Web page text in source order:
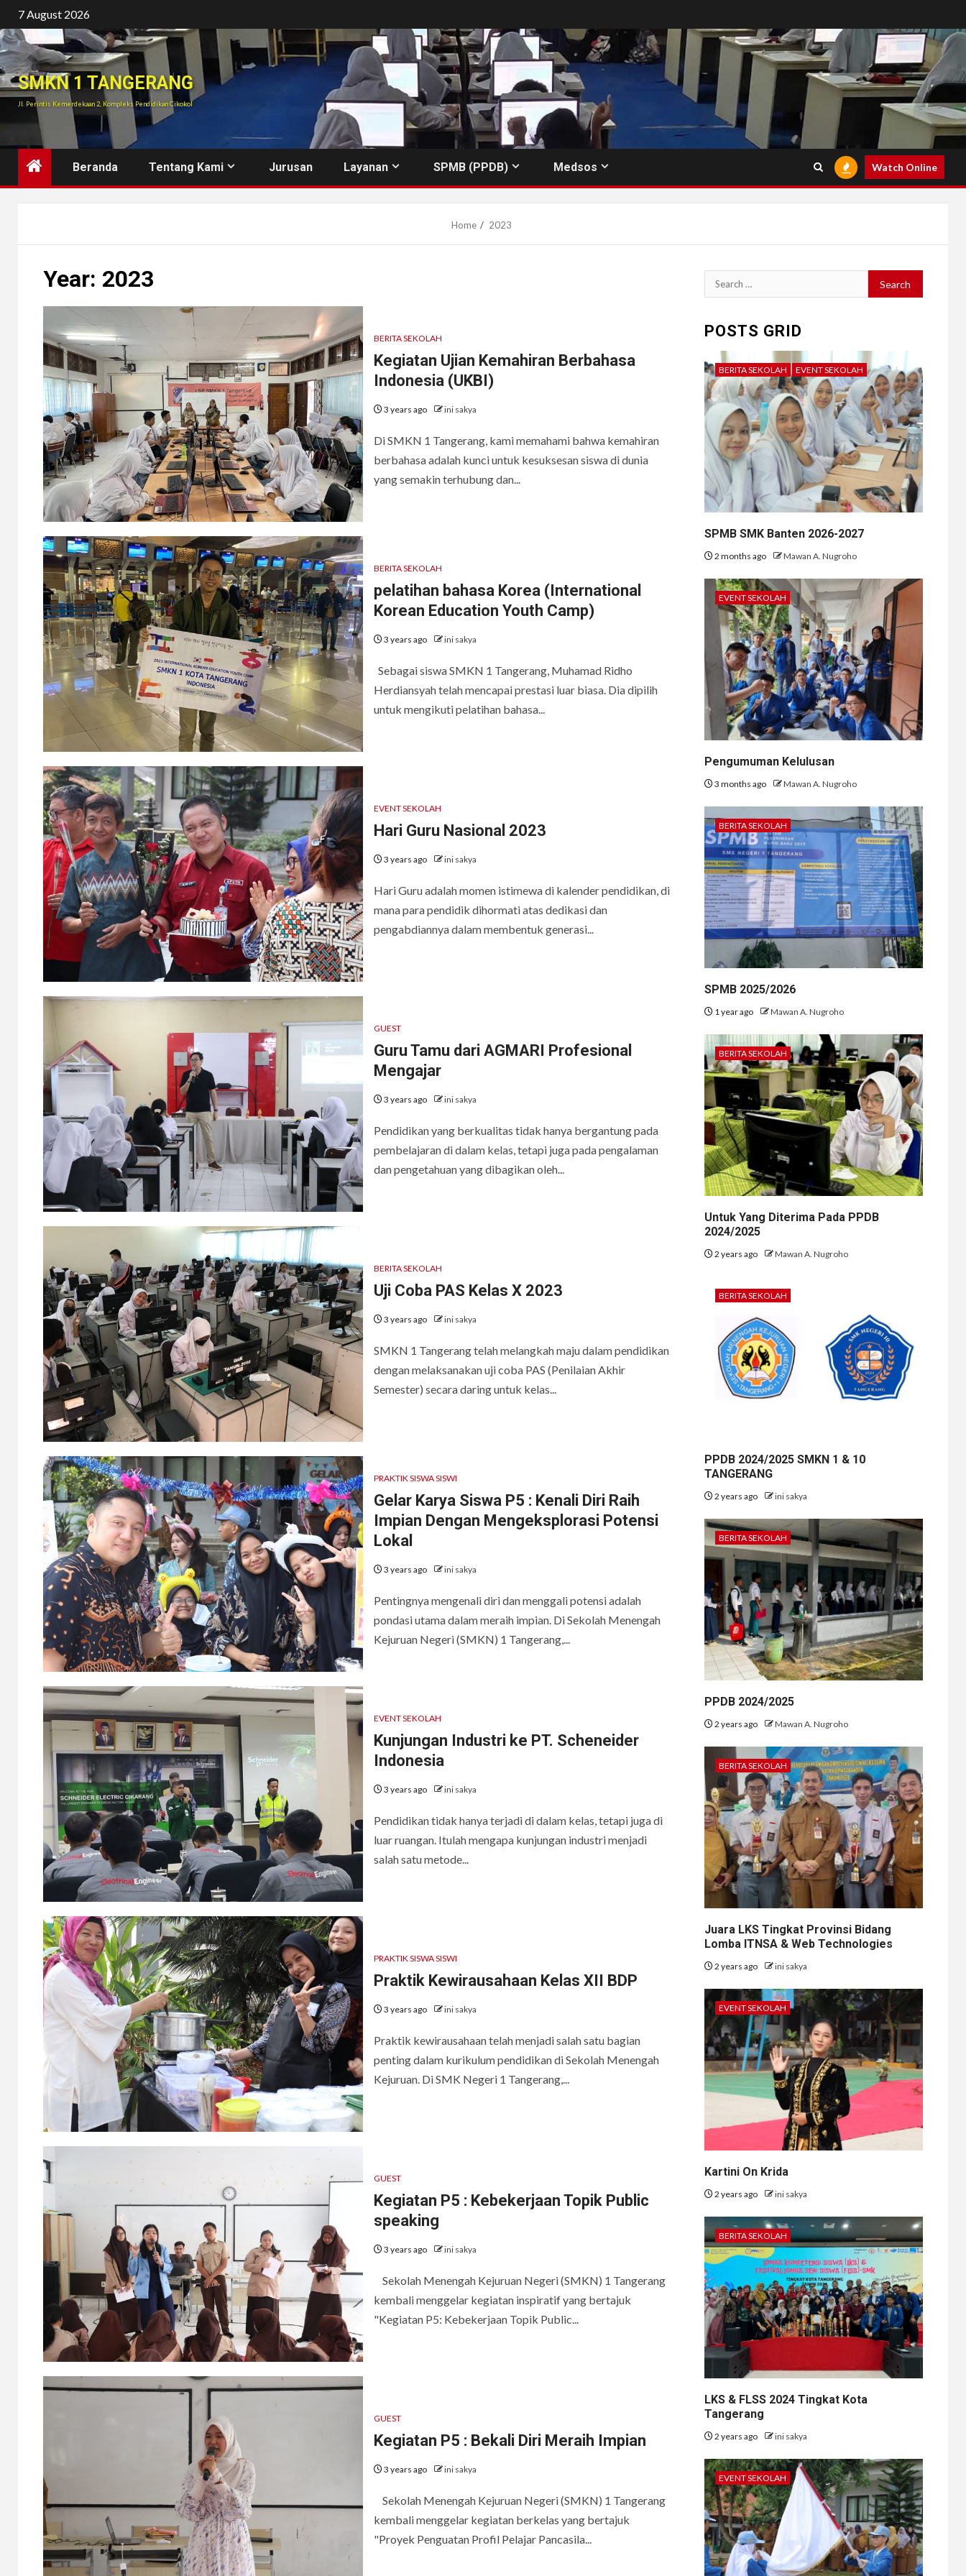
Skip
to
content
7 August 2026
SMKN 1 TANGERANG
Jl. Perintis Kemerdekaan 2, Kompleks Pendidikan Cikokol
Beranda Tentang Kami Jurusan Layanan SPMB (PPDB) Medsos Watch Online
Home 2023
Year: 2023
BERITA SEKOLAH
Kegiatan Ujian Kemahiran Berbahasa
Indonesia (UKBI)
3 years ago ini sakya
Di SMKN 1 Tangerang, kami memahami bahwa kemahiran
berbahasa adalah kunci untuk kesuksesan siswa di dunia
yang semakin terhubung dan...
BERITA SEKOLAH
pelatihan bahasa Korea (International
Korean Education Youth Camp)
3 years ago ini sakya
Sebagai siswa SMKN 1 Tangerang, Muhamad Ridho
Herdiansyah telah mencapai prestasi luar biasa. Dia dipilih
untuk mengikuti pelatihan bahasa...
EVENT SEKOLAH
Hari Guru Nasional 2023
3 years ago ini sakya
Hari Guru adalah momen istimewa di kalender pendidikan, di
mana para pendidik dihormati atas dedikasi dan
pengabdiannya dalam membentuk generasi...
GUEST
Guru Tamu dari AGMARI Profesional
Mengajar
3 years ago ini sakya
Pendidikan yang berkualitas tidak hanya bergantung pada
pembelajaran di dalam kelas, tetapi juga pada pengalaman
dan pengetahuan yang dibagikan oleh...
BERITA SEKOLAH
Uji Coba PAS Kelas X 2023
3 years ago ini sakya
SMKN 1 Tangerang telah melangkah maju dalam pendidikan
dengan melaksanakan uji coba PAS (Penilaian Akhir
Semester) secara daring untuk kelas...
PRAKTIK SISWA SISWI
Gelar Karya Siswa P5 : Kenali Diri Raih
Impian Dengan Mengeksplorasi Potensi
Lokal
3 years ago ini sakya
Pentingnya mengenali diri dan menggali potensi adalah
pondasi utama dalam meraih impian. Di Sekolah Menengah
Kejuruan Negeri (SMKN) 1 Tangerang,...
EVENT SEKOLAH
Kunjungan Industri ke PT. Scheneider
Indonesia
3 years ago ini sakya
Pendidikan tidak hanya terjadi di dalam kelas, tetapi juga di
luar ruangan. Itulah mengapa kunjungan industri menjadi
salah satu metode...
PRAKTIK SISWA SISWI
Praktik Kewirausahaan Kelas XII BDP
3 years ago ini sakya
Praktik kewirausahaan telah menjadi salah satu bagian
penting dalam kurikulum pendidikan di Sekolah Menengah
Kejuruan. Di SMK Negeri 1 Tangerang,...
GUEST
Kegiatan P5 : Kebekerjaan Topik Public
speaking
3 years ago ini sakya
Sekolah Menengah Kejuruan Negeri (SMKN) 1 Tangerang
kembali menggelar kegiatan inspiratif yang bertajuk
"Kegiatan P5: Kebekerjaan Topik Public...
GUEST
Kegiatan P5 : Bekali Diri Meraih Impian
3 years ago ini sakya
Sekolah Menengah Kejuruan Negeri (SMKN) 1 Tangerang
kembali menggelar kegiatan berkelas yang bertajuk
"Proyek Penguatan Profil Pelajar Pancasila...
Search
for:
POSTS GRID
BERITA SEKOLAH EVENT SEKOLAH
SPMB SMK Banten 2026-2027
2 months ago Mawan A. Nugroho
EVENT SEKOLAH
Pengumuman Kelulusan
3 months ago Mawan A. Nugroho
BERITA SEKOLAH
SPMB 2025/2026
1 year ago Mawan A. Nugroho
BERITA SEKOLAH
Untuk Yang Diterima Pada PPDB
2024/2025
2 years ago Mawan A. Nugroho
BERITA SEKOLAH
PPDB 2024/2025 SMKN 1 & 10
TANGERANG
2 years ago ini sakya
BERITA SEKOLAH
PPDB 2024/2025
2 years ago Mawan A. Nugroho
BERITA SEKOLAH
Juara LKS Tingkat Provinsi Bidang
Lomba ITNSA & Web Technologies
2 years ago ini sakya
EVENT SEKOLAH
Kartini On Krida
2 years ago ini sakya
BERITA SEKOLAH
LKS & FLSS 2024 Tingkat Kota
Tangerang
2 years ago ini sakya
EVENT SEKOLAH